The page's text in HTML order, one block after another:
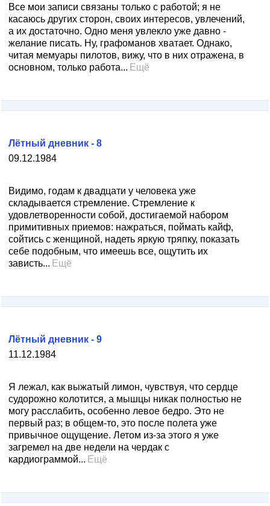
Все мои записи связаны только с работой; я не
касаюсь других сторон, своих интересов, увлечений,
а их достаточно. Одно меня увлекло уже давно -
желание писать. Ну, графоманов хватает. Однако,
читая мемуары пилотов, вижу, что в них отражена, в
основном, только работа... Ещё
09.12.1984
Лётный дневник - 8
Видимо, годам к двадцати у человека уже
складывается стремление. Стремление к
удовлетворенности собой, достигаемой набором
примитивных приемов: нажраться, поймать кайф,
сойтись с женщиной, надеть яркую тряпку, показать
себе подобным, что имеешь все, ощутить их
зависть... Ещё
11.12.1984
Лётный дневник - 9
Я лежал, как выжатый лимон, чувствуя, что сердце
судорожно колотится, а мышцы никак полностью не
могу расслабить, особенно левое бедро. Это не
первый раз; в общем-то, это после полета уже
привычное ощущение. Летом из-за этого я уже
загремел на две недели на чердак с
кардиограммой... Ещё